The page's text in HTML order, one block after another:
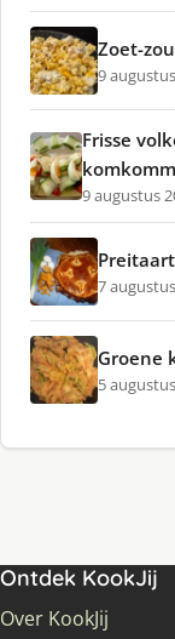
Zoet-
9
Frisse
9 augustus
7
Groene
5
Ontdek KookJij
Over KookJij